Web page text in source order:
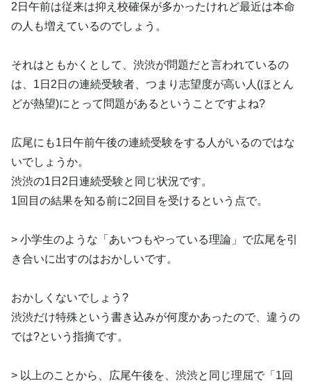
2日午前は従来は抑え校確保が多かったけれど最近は本命
の人も増えているのでしょう。
それはともかくとして、渋渋が問題だと言われているの
は、1日2日の連続受験者、つまり志望度が高い人(ほとん
どが熱望)にとって問題があるということですよね?
広尾にも1日午前午後の連続受験をする人がいるのではな
いでしょうか。
渋渋の1日2日連続受験と同じ状況です。
1回目の結果を知る前に2回目を受けるという点で。
> 小学生のような「あいつもやっている理論」で広尾を引
き合いに出すのはおかしいです。
おかしくないでしょう?
渋渋だけ特殊という書き込みが何度かあったので、違うの
では?という指摘です。
> 以上のことから、広尾午後を、渋渋と同じ理屈で「1回